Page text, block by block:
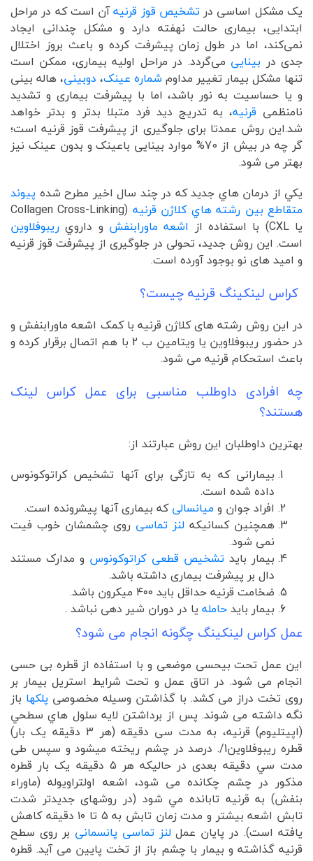
یک مشکل اساسی درتشخیص قوز قرنیهآن است که در مراحل
ابتدایی، بیماری حالت نهفته دارد و مشکل چندانی ایجاد
نمی‌کند، اما در طول زمان پیشرفت کرده و باعث بروز اختلال
جدی در بینایی می‌گردد. در مراحل اولیه بیماری، ممکن است
تنها مشکل بیمار تغییر مداوم شماره عینک، دوبینی، هاله‌ بینی
و یا حساسیت به نور باشد، اما با پیشرفت بیماری و تشدید
نامنظمی قرنیه، به تدریج دید فرد متبلا بدتر و بدتر خواهد
شد.این روش عمدتا برای جلوگیری از پیشرفت قوز قرنیه است؛
گر چه در بیش از 70% موارد بینایی باعینک و بدون عینک نیز
بهتر می شود.
يكي از درمان هاي جديد كه در چند سال اخير مطرح شده پيوند
متقاطع بين رشته هاي كلاژن قرنيه (Collagen Cross-Linking
یا CXL) با استفاده از
اشعه ماورابنفش و داروي ريبوفلاوين
است. این روش جدید، تحولی در جلوگیری از پیشرفت قوز قرنیه
و امید های نو بوجود آورده است.
کراس لینکینگ قرنیه چیست؟
در این روش رشته های کلاژن قرنیه با کمک اشعه ماورابنفش و
در حضور ریبوفلاوین یا ویتامین ب 2 با هم اتصال برقرار کرده و
باعث استحکام قرنیه می شود.
چه افرادی داوطلب مناسبی برای عمل کراس لینک
هستند؟
بهترین داوطلبان این روش عبارتند از:
بیمارانی که به تازگی برای آنها تشخیص کراتوکونوس
داده شده است.
افراد جوان و میانسالیکه بیماری آنها پیشرونده است.
همچنین کسانیکه لنز تماسی روی چشمشان خوب فیت
نمی شود.
بیمار بایدتشخیص قطعی کراتوکونوس و مدارک مستند
دال بر پیشرفت بیماری داشته باشد.
ضخامت قرنیه حداقل باید ۴۰۰ میکرون باشد.
بیمار بایدحامله یا در دوران شیر دهی نباشد .
عمل کراس لینکینگ چگونه انجام می شود؟
این عمل تحت بیحسی موضعی و با استفاده از قطره بی حسی
انجام می شود. در اتاق عمل و تحت شرایط استریل بیمار بر
روی تخت دراز می کشد. با گذاشتن وسیله مخصوصی پلکها باز
نگه داشته می شوند. پس از برداشتن لايه سلول هاي سطحي
(اپيتليوم) قرنیه، به مدت سی دقیقه (هر 3 دقیقه یک بار)
قطره ريبوفلاوين1/. درصد در چشم ريخته ميشود و سپس طی
مدت سي دقيقه بعدی در حالیکه هر 5 دقیقه یک بار قطره
مذکور در چشم چکانده می شود، اشعه اولتراويوله (ماوراء
بنفش) به قرنيه تابانده مي شود (در روشهای جدیدتر شدت
تابش اشعه بیشتر و مدت زمان تابش به ۵ تا ۱۰ دقیقه کاهش
یافته است). در پایان عمللنز تماسی پانسمانی بر روی سطح
قرنیه گذاشته و بیمار با چشم باز از تخت پایین می آید. قطره